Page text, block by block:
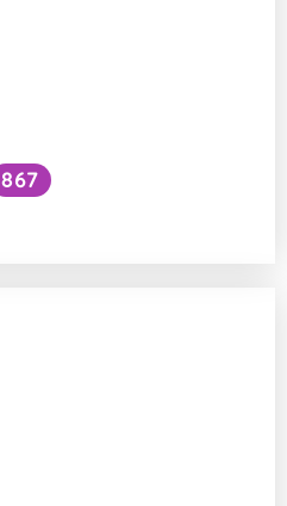
867